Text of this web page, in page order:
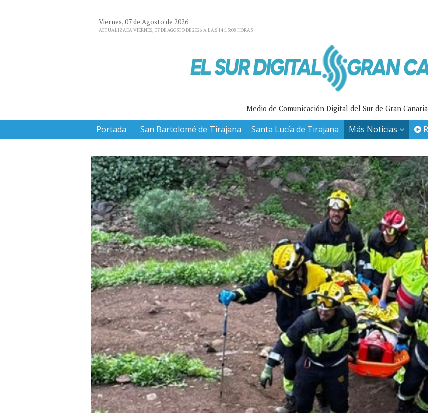
Viernes, 07 de Agosto de 2026
ACTUALIZADA VIERNES, 07 DE AGOSTO DE 2026 A LAS 14:13:08 HORAS
Medio de Comunicación Digital del Sur de Gran Canaria
Portada San Bartolomé de Tirajana Santa Lucía de Tirajana Más Noticias